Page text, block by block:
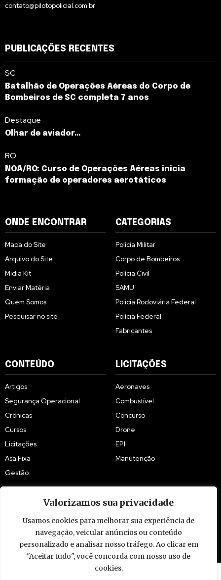
Valorizamos sua privacidade
Usamos cookies para melhorar sua experiência de
navegação, veicular anúncios ou conteúdo
personalizado e analisar nosso tráfego. Ao clicar em
"Aceitar tudo", você concorda com nosso uso de
cookies.
contato@pilotopolicial.com.br
PUBLICAÇÕES RECENTES
SC
Batalhão de Operações Aéreas do Corpo de
Bombeiros de SC completa 7 anos
Destaque
Olhar de aviador…
RO
NOA/RO: Curso de Operações Aéreas inicia
formação de operadores aerotáticos
ONDE ENCONTRAR
Mapa do Site
Arquivo do Site
Midia Kit
Enviar Matéria
Quem Somos
Pesquisar no site
CATEGORIAS
Polícia Militar
Corpo de Bombeiros
Polícia Civil
SAMU
Polícia Rodoviária Federal
Polícia Federal
Fabricantes
CONTEÚDO
Artigos
Segurança Operacional
Crônicas
Cursos
Licitações
Asa Fixa
Gestão
LICITAÇÕES
Aeronaves
Combustível
Concurso
Drone
EPI
Manutenção
© 2009 - 2026 Piloto Policial. Todos os direitos reservados. Brasil.